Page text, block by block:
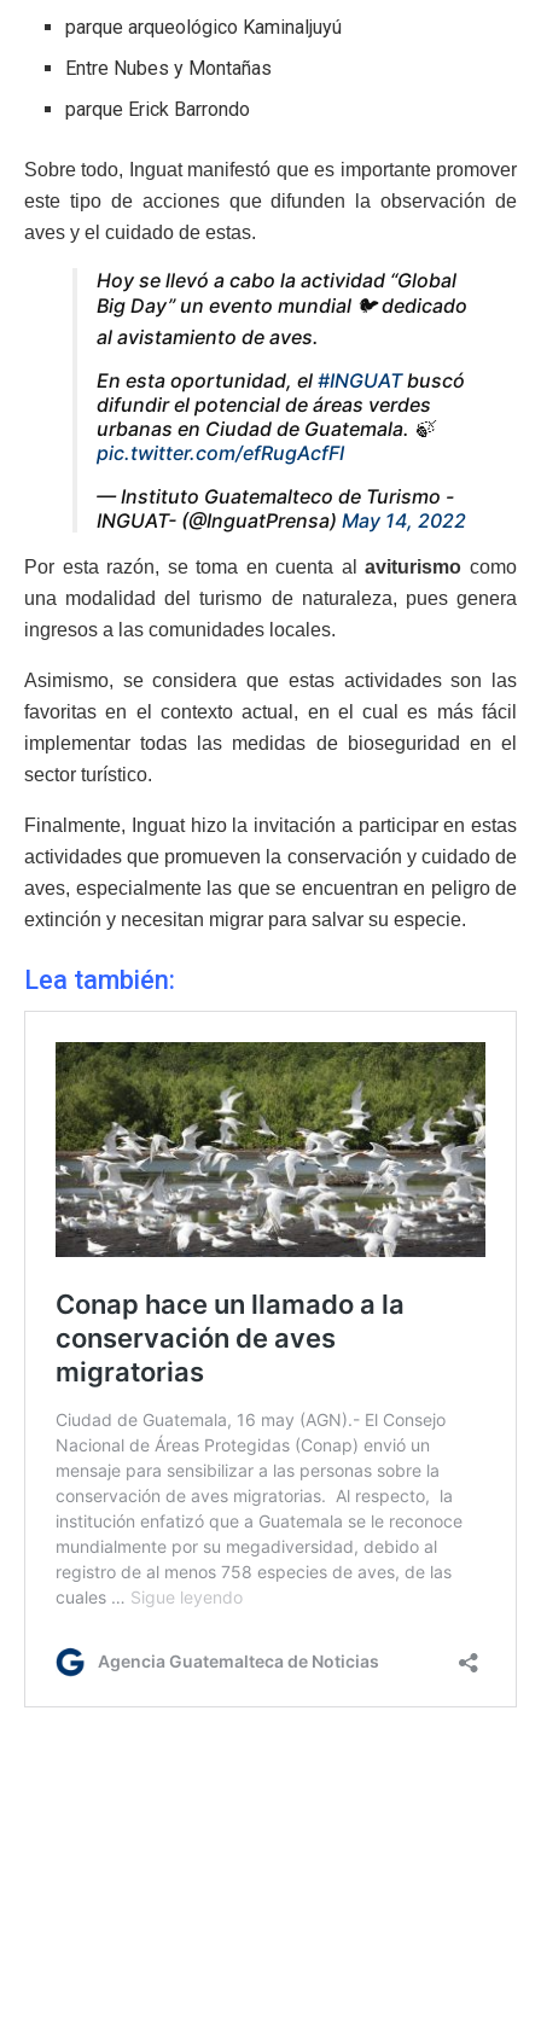
parque arqueológico Kaminaljuyú
Entre Nubes y Montañas
parque Erick Barrondo
Sobre todo, Inguat manifestó que es importante promover
este tipo de acciones que difunden la observación de
aves y el cuidado de estas.
Hoy se llevó a cabo la actividad “Global
Big Day” un evento mundial 🐦 dedicado
al avistamiento de aves.
En esta oportunidad, el #INGUATbuscó
difundir el potencial de áreas verdes
urbanas en Ciudad de Guatemala. 🍃
pic.twitter.com/efRugAcfFI
— Instituto Guatemalteco de Turismo -
INGUAT- (@InguatPrensa) May 14, 2022
Por esta razón, se toma en cuenta alaviturismo como
una modalidad del turismo de naturaleza, pues genera
ingresos a las comunidades locales.
Asimismo, se considera que estas actividades son las
favoritas en el contexto actual, en el cual es más fácil
implementar todas las medidas de bioseguridad en el
sector turístico.
Finalmente, Inguat hizo la invitación a participar en estas
actividades que promueven la conservación y cuidado de
aves, especialmente las que se encuentran en peligro de
extinción y necesitan migrar para salvar su especie.
Lea también: